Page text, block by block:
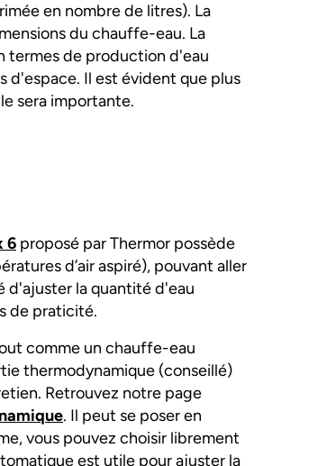
en nombre de litres). La
du chauffe-eau. La
termes de production d'eau
d'espace. Il est évident que plus
sera importante.
6 proposé par Thermor possède
d’air aspiré), pouvant aller
d'ajuster la quantité d'eau
de praticité.
comme un chauffe-eau
thermodynamique (conseillé)
Retrouvez notre page
. Il peut se poser en
vous pouvez choisir librement
est utile pour ajuster la